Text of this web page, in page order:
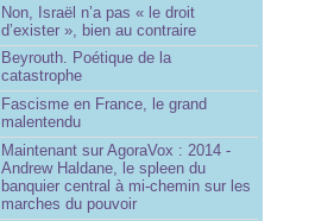
Non, Israël n’a pas « le droit
d’exister », bien au contraire
Beyrouth. Poétique de la
catastrophe
Fascisme en France, le grand
malentendu
Maintenant sur AgoraVox : 2014 -
Andrew Haldane, le spleen du
banquier central à mi-chemin sur les
marches du pouvoir